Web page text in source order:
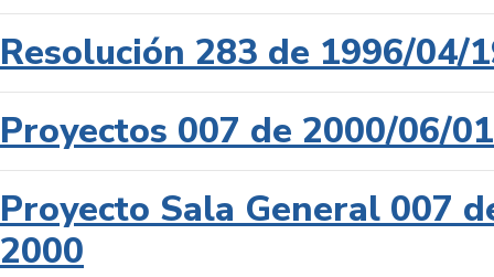
Resolución 283 de 1996/04/
Proyectos 007 de 2000/06/01
Proyecto Sala General 007
2000